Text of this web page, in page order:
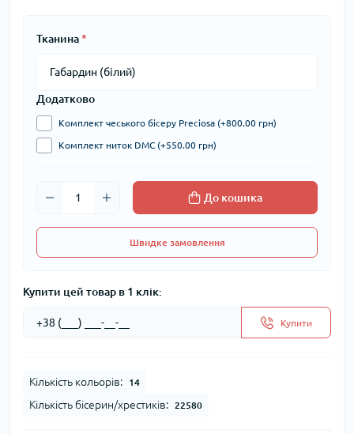
Тканина*
Додатково
Комплект чеського бісеру Preciosa (+800.00 грн)
Комплект ниток DMC (+550.00 грн)
До кошика
Швидке замовлення
Купити цей товар в 1 клік:
Купити
Кількість кольорів: 14
Кількість бісерин/хрестиків: 22580